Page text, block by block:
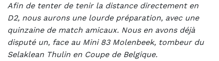
Afin de tenter de tenir la distance directement en
D2, nous aurons une lourde préparation, avec une
quinzaine de match amicaux. Nous en avons déjà
disputé un, face au Mini 83 Molenbeek, tombeur du
Selaklean Thulin en Coupe de Belgique.